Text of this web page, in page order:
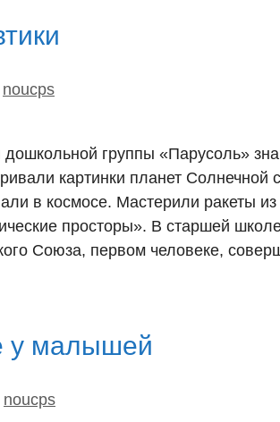
noucps
дошкольной группы «Парусоль»
картинки планет
в космосе. Мастерили ракеты
просторы». В старшей
Союза, первом человеке,
у малышей
noucps